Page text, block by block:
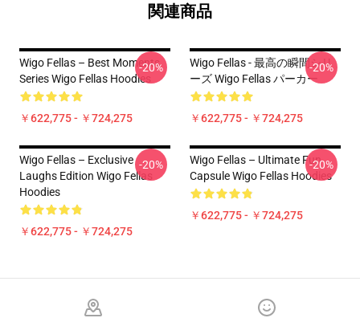
関連商品
Wigo Fellas – Best Moments
Series Wigo Fellas Hoodies
￥622,775 - ￥724,275
-20%
Wigo Fellas - 最高の瞬間シリ
ーズ Wigo Fellas パーカー
￥622,775 - ￥724,275
-20%
Wigo Fellas – Exclusive
Laughs Edition Wigo Fellas
Hoodies
￥622,775 - ￥724,275
-20%
Wigo Fellas – Ultimate Fun
Capsule Wigo Fellas Hoodies
￥622,775 - ￥724,275
-20%